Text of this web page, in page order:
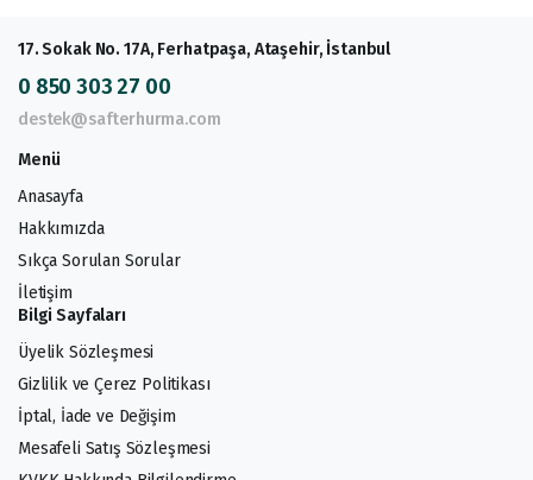
17. Sokak No. 17A, Ferhatpaşa, Ataşehir, İstanbul
0 850 303 27 00
destek@safterhurma.com
Menü
Anasayfa
Hakkımızda
Sıkça Sorulan Sorular
İletişim
Bilgi Sayfaları
Üyelik Sözleşmesi
Gizlilik ve Çerez Politikası
İptal, İade ve Değişim
Mesafeli Satış Sözleşmesi